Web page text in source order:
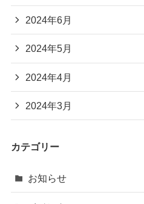
2024年6月
2024年5月
2024年4月
2024年3月
カテゴリー
お知らせ